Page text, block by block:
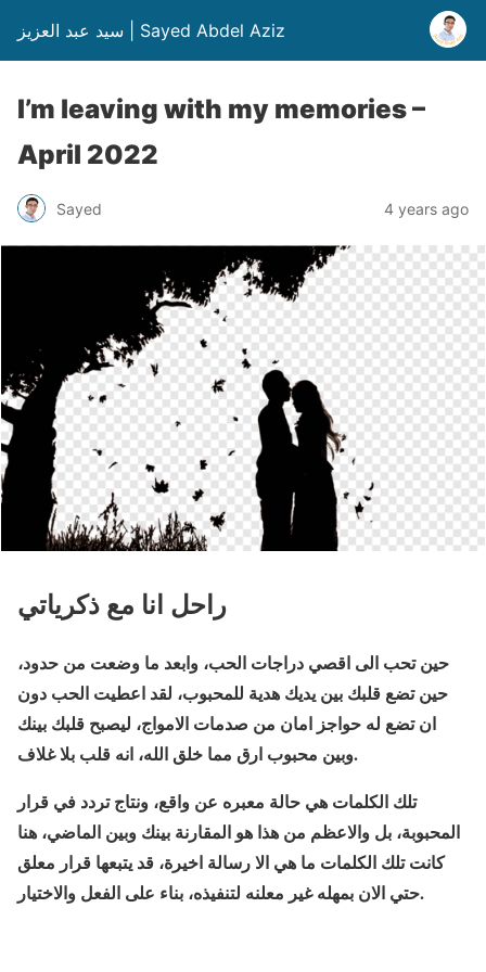
سيد عبد العزيز | Sayed Abdel Aziz
I’m leaving with my memories –
April 2022
Sayed 4 years ago
راحل انا مع ذكرياتي
حين تحب الى اقصي دراجات الحب، وابعد ما وضعت من حدود،
حين تضع قلبك بين يديك هدية للمحبوب، لقد اعطيت الحب دون
ان تضع له حواجز امان من صدمات الامواج، ليصبح قلبك بينك
وبين محبوب ارق مما خلق الله، انه قلب بلا غلاف.
تلك الكلمات هي حالة معبره عن واقع، ونتاج تردد في قرار
المحبوبة، بل والاعظم من هذا هو المقارنة بينك وبين الماضي، هنا
كانت تلك الكلمات ما هي الا رسالة اخيرة، قد يتبعها قرار معلق
حتي الان بمهله غير معلنه لتنفيذه، بناء على الفعل والاختيار.